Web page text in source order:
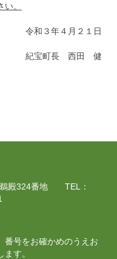
。
令和３年４月２１日
紀宝町長 西田 健
鵜殿324番地 TEL：
号をお確かめのうえお
す。